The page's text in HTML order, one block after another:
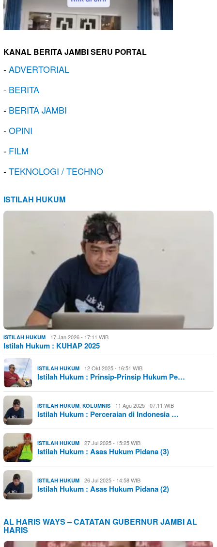
KANAL BERITA JAMBI SERU PORTAL
-ADVERTORIAL
- BERITA
- BERITA JAMBI
-OPINI
- FILM
-TEKNOLOGI / TECHNO
ISTILAH HUKUM
ISTILAH HUKUM 17 Jan 2026 - 17:11 WIB
Istilah Hukum : KUHAP 2025
ISTILAH HUKUM 12 Okt 2025 - 16:51 WIB
Istilah Hukum : Prinsip-Prinsip Hukum Pe…
ISTILAH HUKUM, KOLUMNIS 11 Agu 2025 - 07:11 WIB
Istilah Hukum : Perceraian di Indonesia …
ISTILAH HUKUM 27 Jul 2025 - 15:25 WIB
Istilah Hukum : Asas Hukum Pidana (3)
ISTILAH HUKUM 26 Jul 2025 - 14:58 WIB
Istilah Hukum : Asas Hukum Pidana (2)
AL HARIS WAYS – CATATAN GUBERNUR JAMBI AL
HARIS